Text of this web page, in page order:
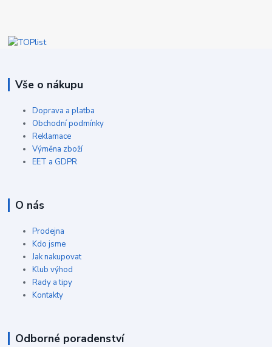
Vše o nákupu
Doprava a platba
Obchodní podmínky
Reklamace
Výměna zboží
EET a GDPR
O nás
Prodejna
Kdo jsme
Jak nakupovat
Klub výhod
Rady a tipy
Kontakty
Odborné poradenství